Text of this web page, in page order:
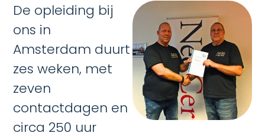
De opleiding bij
ons in
Amsterdam duurt
zes weken, met
zeven
contactdagen en
circa 250 uur